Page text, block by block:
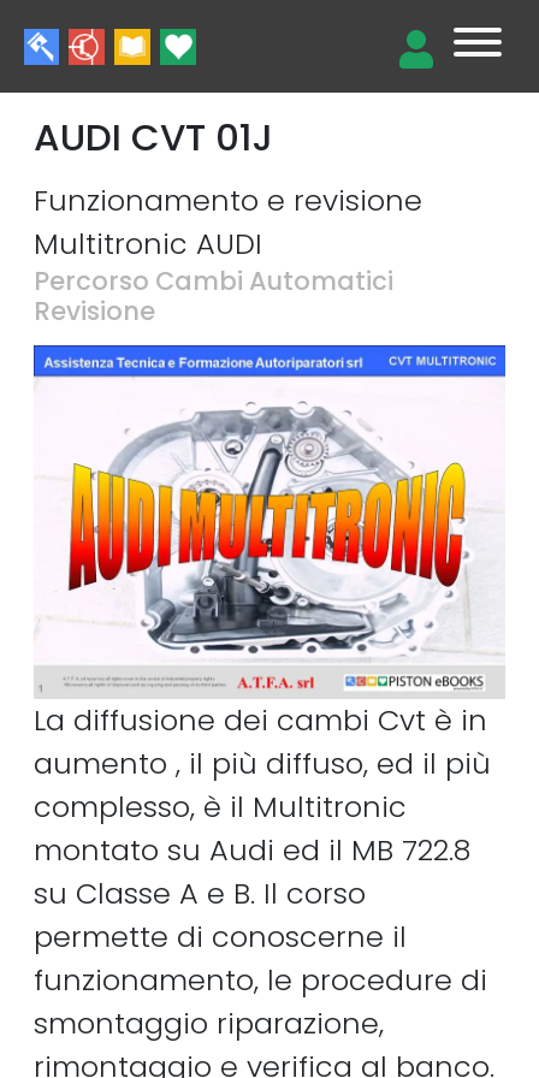
AUDI CVT 01J
Funzionamento e revisione
Multitronic AUDI
Percorso Cambi Automatici
Revisione
La diffusione dei cambi Cvt è in
aumento , il più diffuso, ed il più
complesso, è il Multitronic
montato su Audi ed il MB 722.8
su Classe A e B. Il corso
permette di conoscerne il
funzionamento, le procedure di
smontaggio riparazione,
rimontaggio e verifica al banco.